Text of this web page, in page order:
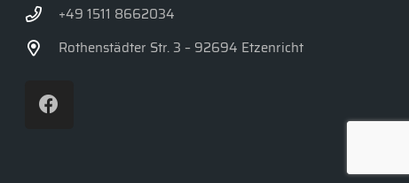
+49 1511 8662034
Rothenstädter Str. 3 – 92694 Etzenricht